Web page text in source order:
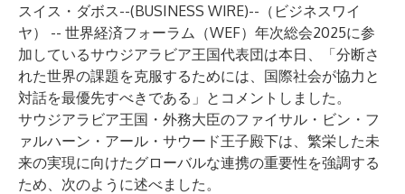
スイス・ダボス--(BUSINESS WIRE)-- （ビジネスワイ
ヤ） -- 世界経済フォーラム（WEF）年次総会2025に参
加しているサウジアラビア王国代表団は本日、「分断さ
れた世界の課題を克服するためには、国際社会が協力と
対話を最優先すべきである」とコメントしました。
サウジアラビア王国・外務大臣のファイサル・ビン・フ
ァルハーン・アール・サウード王子殿下は、繁栄した未
来の実現に向けたグローバルな連携の重要性を強調する
ため、次のように述べました。